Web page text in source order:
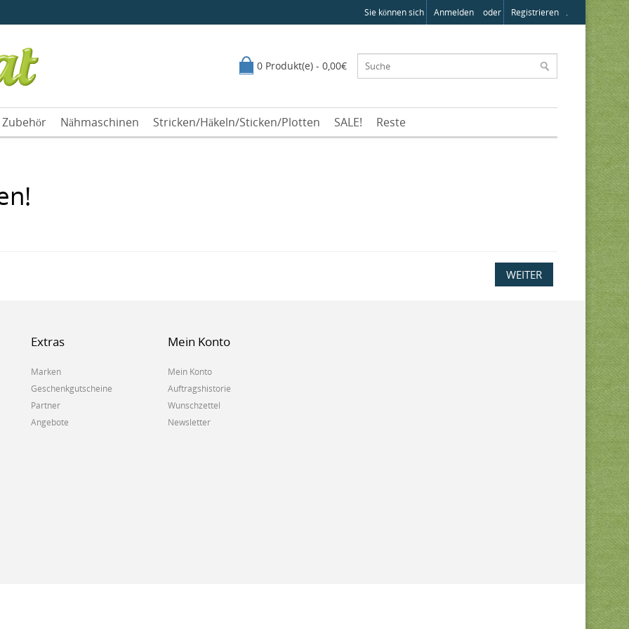
Sie können sich Anmelden oder Registrieren .
0 Produkt(e) - 0,00€
Zubehör Nähmaschinen Stricken/Häkeln/Sticken/Plotten SALE! Reste
WEITER
Extras
Marken
Geschenkgutscheine
Partner
Angebote
Mein Konto
Mein Konto
Auftragshistorie
Wunschzettel
Newsletter